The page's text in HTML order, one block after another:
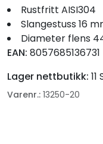
Rustfritt AISI304
Slangestuss 16
Diameter flens
EAN: 8057685136731
Lager nettbutikk: 11
Varenr.: 13250-20